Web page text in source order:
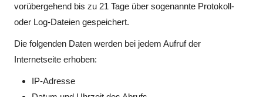
vorübergehend bis zu 21 Tage über sogenannte Protokoll-
oder Log-Dateien gespeichert.
Die folgenden Daten werden bei jedem Aufruf der
Internetseite erhoben:
IP-Adresse